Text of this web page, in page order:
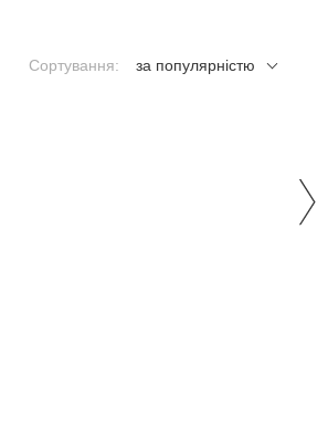
Сортування: за популярністю